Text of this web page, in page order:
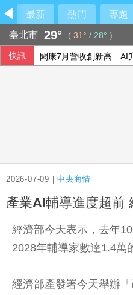
最新 熱門 專題
臺北市 29° ( 31° / 28° )
快訊 閎康7月營收創新高 AI
2026-07-09 |中央商情
產業AI輔導進度超前
經濟部今天表示，去年
2028年輔導家數達1.4萬
經濟部產發署今天舉辦